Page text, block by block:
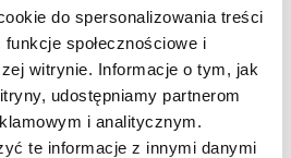
do spersonalizowania treści
społecznościowe i
witrynie. Informacje o tym, jak
udostępniamy partnerom
i analitycznym.
te informacje z innymi danymi
odwiedzić
ciasteczka-cynamonowe/1